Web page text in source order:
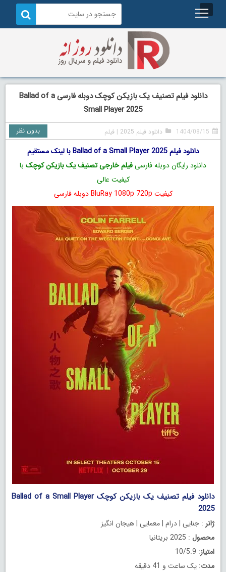
دانلود فیلم تصنیف یک بازیکن کوچک دوبله فارسی Ballad of a
Small Player 2025
1404/08/15 دانلود فیلم 2025 |فیلم بدون نظر
دانلود فیلم Ballad of a Small Player 2025 با لینک مستقیم
دانلود رایگان دوبله فارسیفیلم خارجی تصنیف یک بازیکن کوچک با
کیفیت عالی
کیفیت BluRay 1080p 720p دوبله فارسی
دانلود فیلم تصنیف یک بازیکن کوچک Ballad of a Small Player
2025
ژانر : جنایی | درام | معمایی | هیجان انگیز
محصول : 2025 بریتانیا
امتیاز: 10/5.9
مدت: یک ساعت و 41 دقیقه